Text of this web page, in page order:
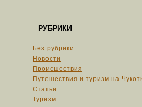
РУБРИКИ
Без рубрики
Новости
Происшествия
Путешествия и туризм на
Статьи
Туризм